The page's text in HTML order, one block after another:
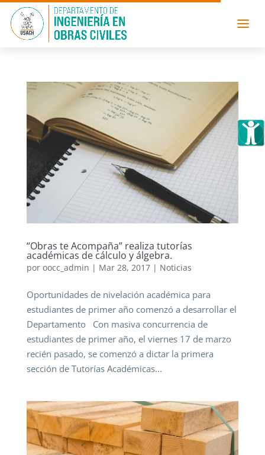
“Obras te Acompaña” realiza tutorías
académicas de cálculo y álgebra.
por oocc_admin | Mar 28, 2017| Noticias
Oportunidades de nivelación académica para
estudiantes de primer año comenzó a desarrollar el
Departamento Con masiva concurrencia de
estudiantes de primer año, el viernes 17 de marzo
recién pasado, se comenzó a dictar la primera
sección de Tutorías Académicas...